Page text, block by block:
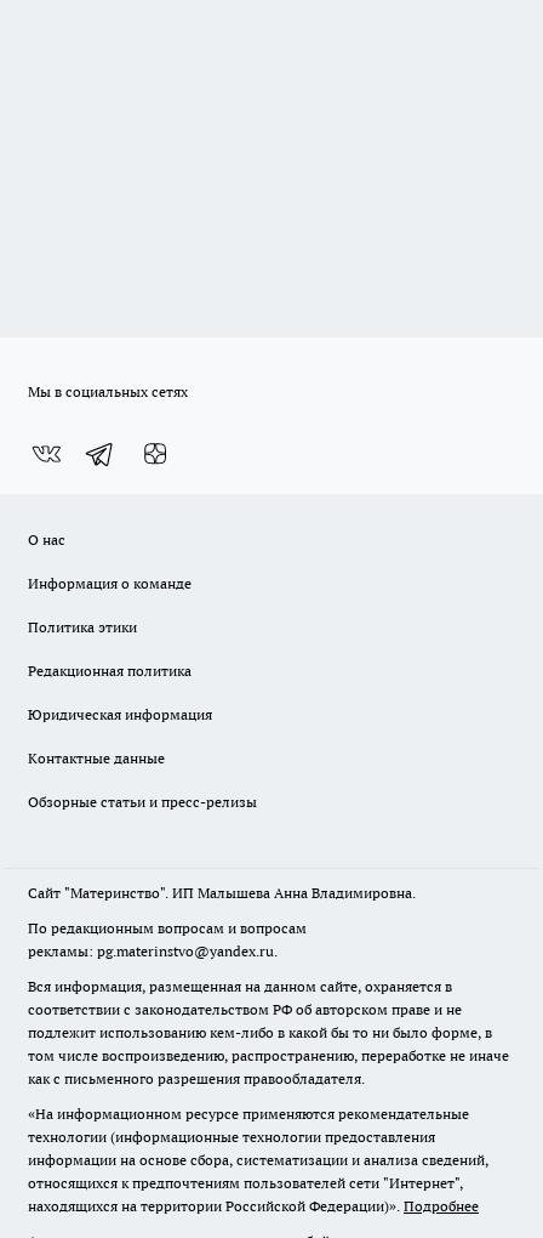
Мы в социальных сетях
О нас
Информация о команде
Политика этики
Редакционная политика
Юридическая информация
Контактные данные
Обзорные статьи и пресс-релизы
Сайт "Материнство". ИП Малышева Анна Владимировна.
По редакционным вопросам и вопросам
рекламы: pg.materinstvo@yandex.ru.
Вся информация, размещенная на данном сайте, охраняется в
соответствии с законодательством РФ об авторском праве и не
подлежит использованию кем-либо в какой бы то ни было форме, в
том числе воспроизведению, распространению, переработке не иначе
как с письменного разрешения правообладателя.
«На информационном ресурсе применяются рекомендательные
технологии (информационные технологии предоставления
информации на основе сбора, систематизации и анализа сведений,
относящихся к предпочтениям пользователей сети "Интернет",
находящихся на территории Российской Федерации)». Подробнее